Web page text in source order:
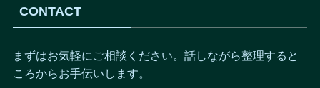
CONTACT
まずはお気軽にご相談ください。話しながら整理すると
ころからお手伝いします。